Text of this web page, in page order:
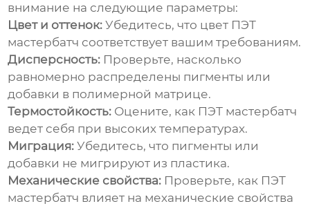
внимание на следующие параметры:
Цвет и оттенок: Убедитесь, что цвет ПЭТ
мастербатч соответствует вашим требованиям.
Дисперсность: Проверьте, насколько
равномерно распределены пигменты или
добавки в полимерной матрице.
Термостойкость: Оцените, как ПЭТ мастербатч
ведет себя при высоких температурах.
Миграция: Убедитесь, что пигменты или
добавки не мигрируют из пластика.
Механические свойства: Проверьте, как ПЭТ
мастербатч влияет на механические свойства